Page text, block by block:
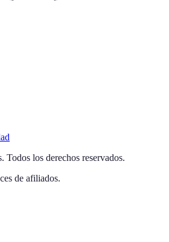
. Todos los derechos reservados.
de afiliados.